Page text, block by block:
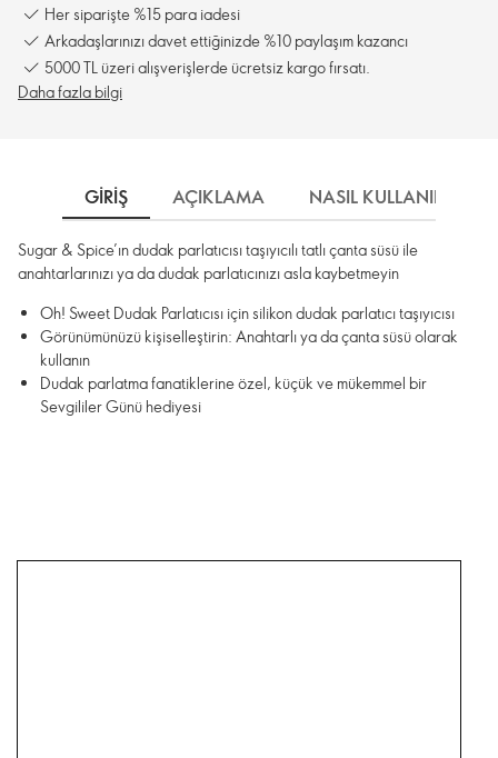
Her siparişte %15 para iadesi
Arkadaşlarınızı davet ettiğinizde %10 paylaşım kazancı
5000 TL üzeri alışverişlerde ücretsiz kargo fırsatı.
Daha fazla bilgi
GIRIŞ AÇIKLAMA NASIL KULLANILIR
Sugar & Spice’ın dudak parlatıcısı taşıyıcılı tatlı çanta süsü ile
anahtarlarınızı ya da dudak parlatıcınızı asla kaybetmeyin
Oh! Sweet Dudak Parlatıcısı için silikon dudak parlatıcı taşıyıcısı
Görünümünüzü kişiselleştirin: Anahtarlı ya da çanta süsü olarak
kullanın
Dudak parlatma fanatiklerine özel, küçük ve mükemmel bir
Sevgililer Günü hediyesi